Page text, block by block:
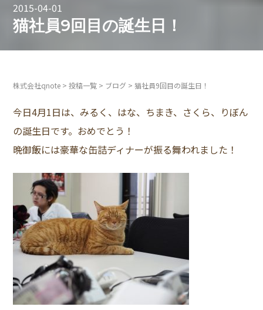
2015-04-01
猫社員9回目の誕生日！
株式会社qnote >投稿一覧 > ブログ >猫社員9回目の誕生日！
今日4月1日は、みるく、はな、ちまき、さくら、りぼん
の誕生日です。おめでとう！
晩御飯には豪華な缶詰ディナーが振る舞われました！